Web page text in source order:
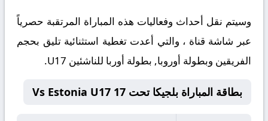
​وسيتم نقل أحداث وفعاليات هذه المباراة المرتقبة حصرياً
عبر شاشة قناة ، والتي أعدت تغطية استثنائية تليق بحجم
الفريقين وبطولة أوروبا, بطولة أوربا للناشئين U17.
بطاقة المباراة بلجيكا تحت 17 Vs Estonia U17